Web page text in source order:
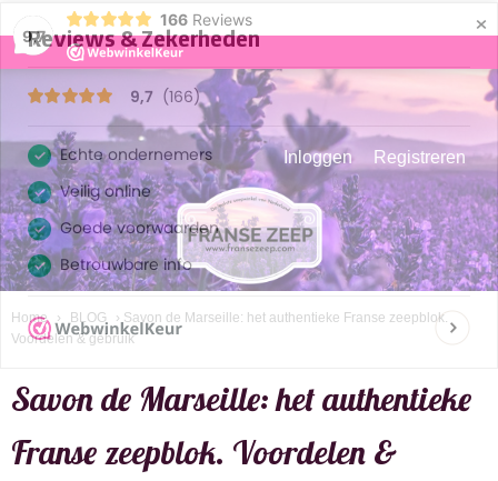
9,7
166 Reviews ×
Inloggen Registreren
Home › BLOG
› Savon de Marseille: het authentieke Franse zeepblok.
Voordelen & gebruik
Savon de Marseille: het authentieke
Franse zeepblok. Voordelen &